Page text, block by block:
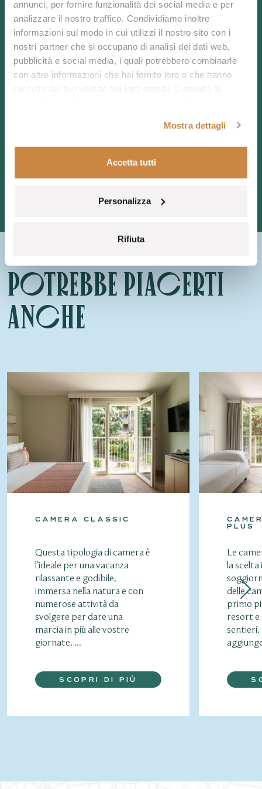
annunci, per fornire funzionalità dei social media e per
analizzare il nostro traffico. Condividiamo inoltre
informazioni sul modo in cui utilizzi il nostro sito con i
nostri partner che si occupano di analisi dei dati web,
pubblicità e social media, i quali potrebbero combinarle
con altre informazioni che hai fornito loro o che hanno
Mostra dettagli
Accetta tutti
Personalizza
Rifiuta
Prenota ora o contattaci per vivere la tua esperienza
su misura.
PRENOTA
Potrebbe piacerti
anche
CAMERA CLASSIC
Questa tipologia di camera è
l’ideale per una vacanza
rilassante e godibile,
immersa nella natura e con
numerose attività da
svolgere per dare una
marcia in più alle vostre
giornate. ...
SCOPRI DI PIÙ
PLUS
Le
la
delle
primo
resort e
sentieri.